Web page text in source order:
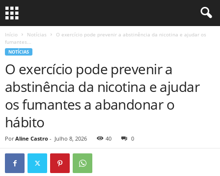
Início Notícias
O exercício pode prevenir a abstinência da nicotina e ajudar os
fumantes...
NOTÍCIAS
O exercício pode prevenir a
abstinência da nicotina e ajudar
os fumantes a abandonar o
hábito
Por Aline Castro - Julho 8, 2026 40 0